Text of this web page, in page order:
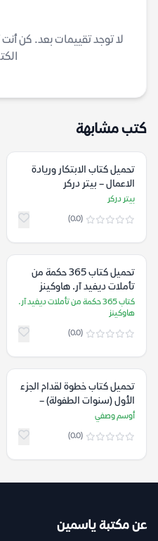
لا توجد تقييمات بعد. كن
كتب مشابهة
تحميل كتاب الابتكار وريادة
الاعمال – بيتر دركر
بيتر دركر
(0.0)
تحميل كتاب 365 حكمة من
تأملات ديفيد آر. هاوكينز
كتاب 365 حكمة من تأملات ديفيد آر.
هاوكينز
(0.0)
تحميل كتاب خطوة لقدام الجزء
الأول (سنوات الطفولة) –
أوسم وصفي
أوسم وصفي
(0.0)
عن مكتبة ياسمين